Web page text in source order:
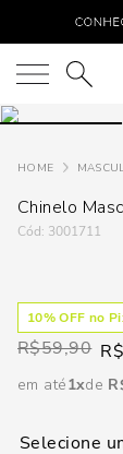
O que você
Chinelo
: 3001711
10% OFF no
R$59,90 R$
em até1